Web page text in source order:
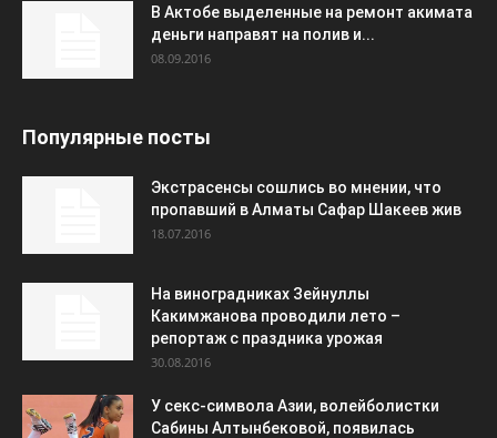
В Актобе выделенные на ремонт акимата
деньги направят на полив и...
08.09.2016
Популярные посты
Экстрасенсы сошлись во мнении, что
пропавший в Алматы Сафар Шакеев жив
18.07.2016
На виноградниках Зейнуллы
Какимжанова проводили лето –
репортаж с праздника урожая
30.08.2016
У секс-символа Азии, волейболистки
Сабины Алтынбековой, появилась